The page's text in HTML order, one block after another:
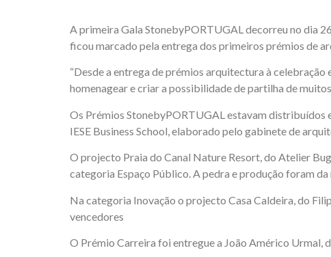
A primeira Gala StonebyPORTUGAL decorreu no dia
ficou marcado pela entrega dos primeiros prémios de
“Desde a entrega de prémios arquitectura à
homenagear e criar a possibilidade de partilha de
Os Prémios StonebyPORTUGAL estavam distribuídos
IESE Business School, elaborado pelo gabinete de
O projecto Praia do Canal Nature Resort, do Atelier
categoria Espaço Público. A pedra e produção foram
Na categoria Inovação o projecto Casa Caldeira, do
vencedores
O Prémio Carreira foi entregue a João Américo Urmal,